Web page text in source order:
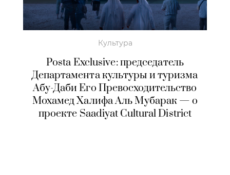
Культура
Posta Exclusive: председатель
Департамента культуры и туризма
Абу-Даби Его Превосходительство
Мохамед Халифа Аль Мубарак — о
проекте Saadiyat Cultural District